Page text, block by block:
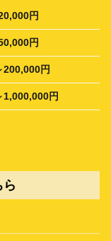
円
円
200,000円
1,000,000円